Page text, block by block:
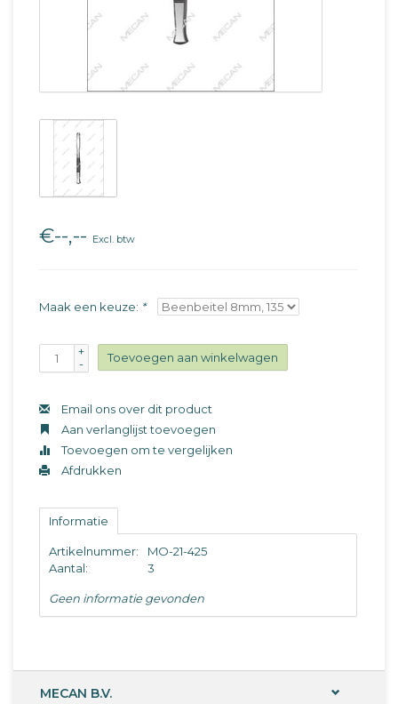
€--,-- Excl. btw
Maak een keuze: *
+
-
Toevoegen aan winkelwagen
Email ons over dit product
Aan verlanglijst toevoegen
Toevoegen om te vergelijken
Afdrukken
Informatie
Artikelnummer:
MO-21-425
Aantal:
3
Geen informatie gevonden
MECAN B.V.